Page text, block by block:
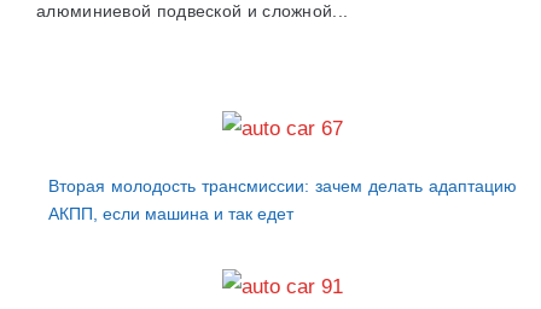
алюминиевой подвеской и сложной...
Вторая молодость трансмиссии: зачем делать адаптацию
АКПП, если машина и так едет